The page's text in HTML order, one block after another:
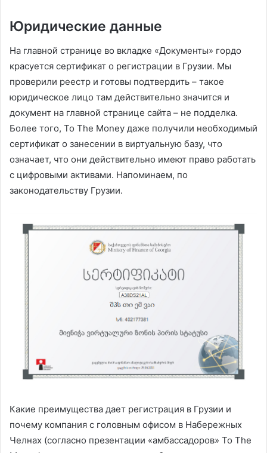
Юридические данные
На главной странице во вкладке «Документы» гордо
красуется сертификат о регистрации в Грузии. Мы
проверили реестр и готовы подтвердить – такое
юридическое лицо там действительно значится и
документ на главной странице сайта – не подделка.
Более того, To The Money даже получили необходимый
сертификат о занесении в виртуальную базу, что
означает, что они действительно имеют право работать
с цифровыми активами. Напоминаем, по
законодательству Грузии.
Какие преимущества дает регистрация в Грузии и
почему компания с головным офисом в Набережных
Челнах (согласно презентации «амбассадоров» To The